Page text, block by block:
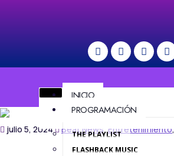
INICIO
PROGRAMACIÓN
THE PLAYLIST
FLASHBACK MUSIC
julio 5, 2024 Beat News,Entretenimiento,